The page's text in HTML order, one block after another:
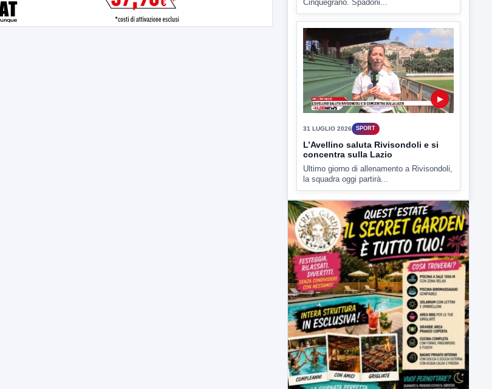
▶
31 LUGLIO 2026 SPORT
L’Avellino saluta Rivisondoli e si
concentra sulla Lazio
Ultimo giorno di allenamento a Rivisondoli,
la squadra oggi partirà...